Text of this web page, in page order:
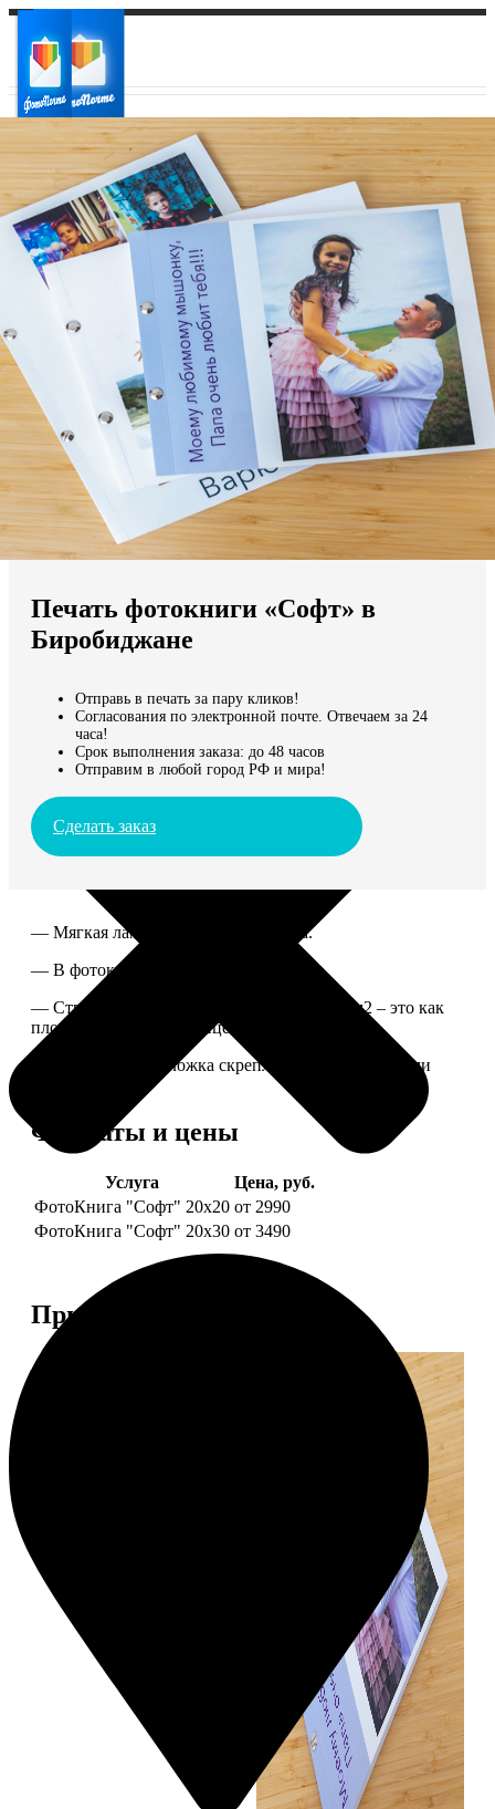
Ваш город:
Ваш регион доставки
Выберите из списка:
Мы доставляем по всему миру
Продолжить без города
Печать фотокниги «Софт» в
Биробиджане
Отправь в печать за пару кликов!
Согласования по электронной почте. Отвечаем за 24
часа!
Срок выполнения заказа: до 48 часов
Отправим в любой город РФ и мира!
Сделать заказ
— Мягкая ламинированная обложка.
— В фотокниге от 60 до 300 страниц.
— Страницы из бумаги плотностью 170 г/м2 – это как
плотные страницы глянцевого журнала.
— Страницы и обложка скреплены металлическими
Форматы и цены
Услуга
Цена, руб.
ФотоКнига "Софт" 20х20 от 2990
ФотоКнига "Софт" 20х30 от 3490
Примеры работ